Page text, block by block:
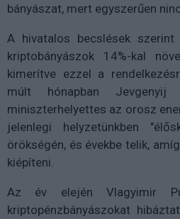
bányászat, mert egyszerűen
A hivatalos becslések
kriptobányászok 14%-kal
kimerítve ezzel a
múlt hónapban Jevgenyij
miniszterhelyettes az orosz
jelenlegi helyzetünkben
örökségén, és évekbe telik,
kiépíteni.
Az év elején Vlagyimir
kriptopénzbányászokat